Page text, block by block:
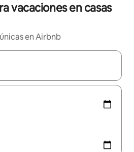
vacaciones en casas
en Airbnb
disponibles, navegá con las